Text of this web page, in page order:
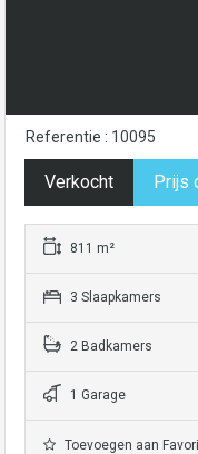
Referentie : 10095
Verkocht Prijs
811 m²
3 Slaapkamers
2 Badkamers
1 Garage
Toevoegen aan